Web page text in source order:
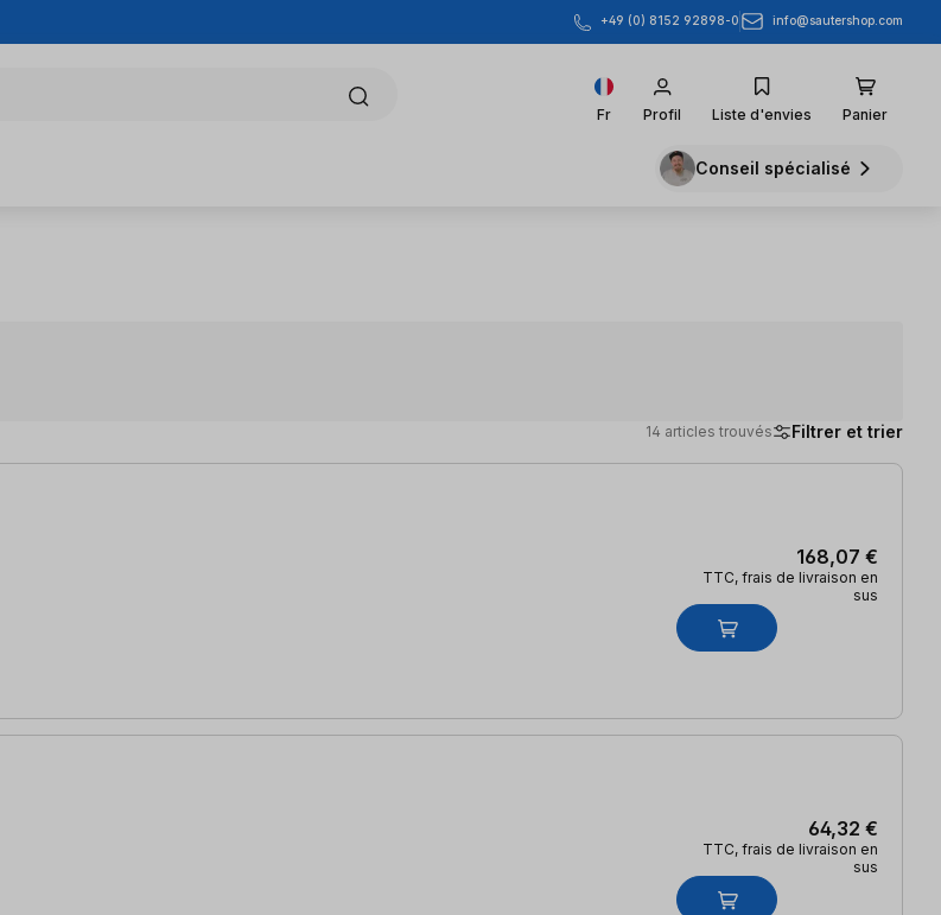
+49 (0) 8152 92898-0 info@sautershop.com
Fr Profil Liste d'envies Panier
Conseil spécialisé
14 articles trouvés Filtrer et trier
168,07 €
TTC, frais de livraison en
sus
64,32 €
TTC, frais de livraison en
sus